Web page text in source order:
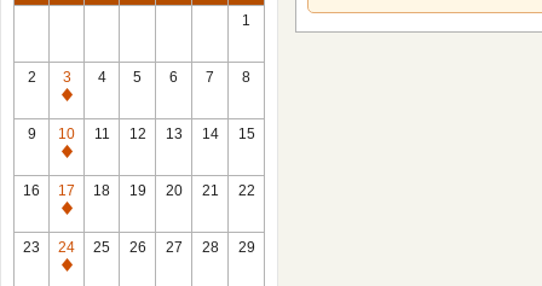
1
2
3
休
館
日
4 5 6 7 8
9
10
休
館
日
11 12 13 14 15
16
17
休
館
日
18 19 20 21 22
23
24
休
25 26 27 28 29